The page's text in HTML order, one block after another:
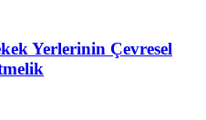
Yerlerinin Çevresel